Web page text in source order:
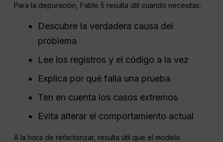
Para la depuración, Fable 5 resulta útil cuando necesitas:
Descubre la verdadera causa del
problema
Lee los registros y el código a la vez
Explica por qué falla una prueba
Ten en cuenta los casos extremos
Evita alterar el comportamiento actual
A la hora de refactorizar, resulta útil que el modelo